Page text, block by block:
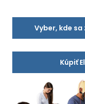
Vyber, kde
Kúpiť